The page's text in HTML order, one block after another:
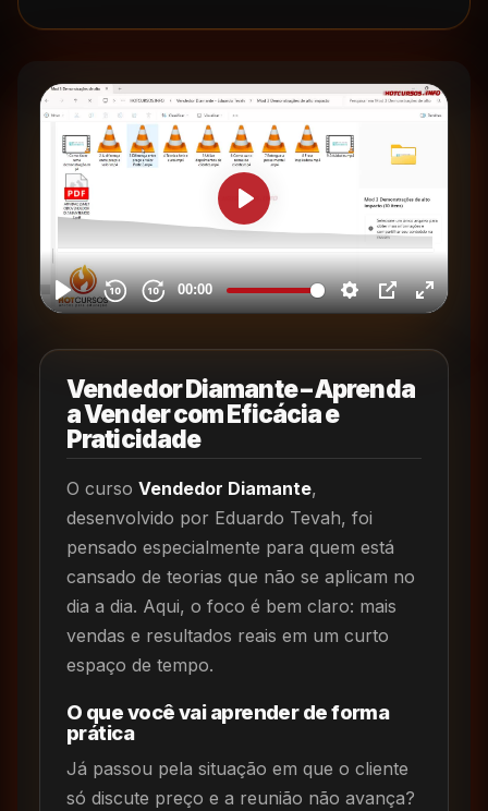
Vendedor Diamante – Aprenda
a Vender com Eficácia e
Praticidade
O curso Vendedor Diamante,
desenvolvido por Eduardo Tevah, foi
pensado especialmente para quem está
cansado de teorias que não se aplicam no
dia a dia. Aqui, o foco é bem claro: mais
vendas e resultados reais em um curto
espaço de tempo.
O que você vai aprender de forma
prática
Já passou pela situação em que o cliente
só discute preço e a reunião não avança?